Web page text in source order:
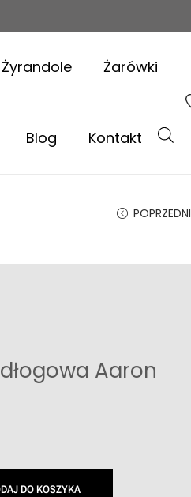
Żyrandole Żarówki
Blog Kontakt
POPRZEDNI
Aaron
DO KOSZYKA